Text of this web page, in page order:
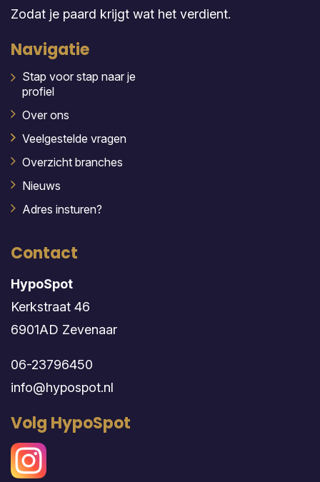
Zodat je paard krijgt wat het verdient.
Navigatie
Stap voor stap naar je
profiel
Over ons
Veelgestelde vragen
Overzicht branches
Nieuws
Adres insturen?
Contact
HypoSpot
Kerkstraat 46
6901AD Zevenaar
06-23796450
info@hypospot.nl
Volg HypoSpot